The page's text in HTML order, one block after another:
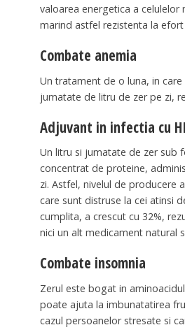
valoarea energetica a celulelor
marind astfel rezistenta la efort
Combate anemia
Un tratament de o luna, in
jumatate de litru de zer pe zi,
Adjuvant in infectia cu
Un litru si jumatate de zer sub
concentrat de proteine,
zi. Astfel, nivelul de producere
care sunt distruse la cei atinsi
cumplita, a crescut cu 32%,
nici un alt medicament natural
Combate insomnia
Zerul este bogat in
poate ajuta la imbunatatirea
cazul persoanelor stresate si